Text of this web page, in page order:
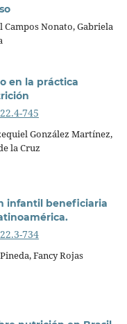
Nonato, Gabriela
en la práctica
745
González Martínez,
la Cruz
infantil beneficiaria
734
Fancy Rojas